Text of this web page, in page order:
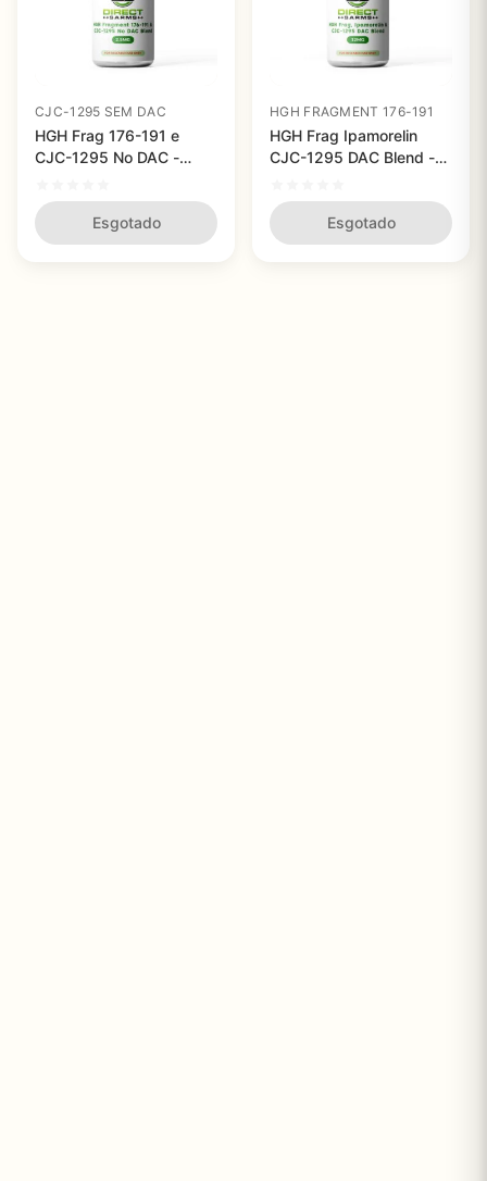
CJC-1295 SEM DAC
HGH Frag 176-191 e
CJC-1295 No DAC -
de Gordura e
Crescimento Muscular
Esgotado
HGH FRAGMENT 176-191
HGH Frag Ipamorelin
CJC-1295 DAC Blend -
Desempenho e Elimine
Gordura com Peptídeos
Avançados
Esgotado